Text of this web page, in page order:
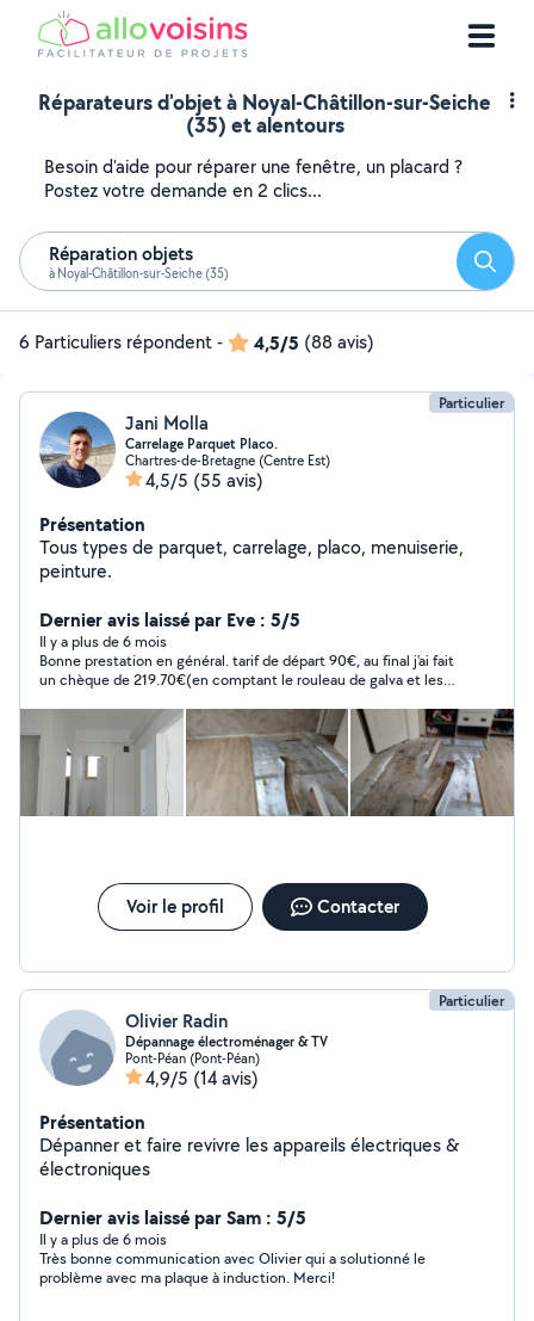
Réparateurs d'objet à Noyal-Châtillon-sur-Seiche
(35) et alentours
Besoin d'aide pour réparer une fenêtre, un placard ?
Postez votre demande en 2 clics...
Réparation objets
à Noyal-Châtillon-sur-Seiche (35)
6 Particuliers répondent- 4,5/5 (88 avis)
Particulier
Jani Molla
Carrelage Parquet Placo.
Chartres-de-Bretagne (Centre Est)
4,5/5 (55 avis)
Présentation
Tous types de parquet, carrelage, placo, menuiserie,
peinture.
Dernier avis laissé par Eve : 5/5
Il y a plus de 6 mois
Bonne prestation en général. tarif de départ 90€, au final j'ai fait
un chèque de 219.70€(en comptant le rouleau de galva et les 2
et le rebouchage du mur. Je recommande Jami qui fait son
travail jusqu'au bout.
Voir le profil Contacter
Particulier
Olivier Radin
Dépannage électroménager & TV
Pont-Péan (Pont-Péan)
4,9/5 (14 avis)
Présentation
Dépanner et faire revivre les appareils électriques &
électroniques
Dernier avis laissé par Sam : 5/5
Il y a plus de 6 mois
Très bonne communication avec Olivier qui a solutionné le
problème avec ma plaque à induction. Merci!